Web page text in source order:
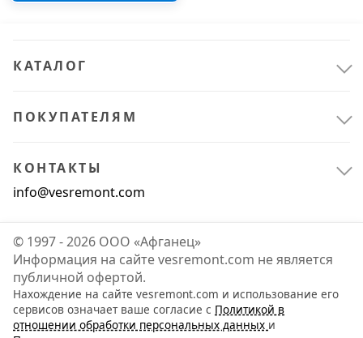
PVD покрытием
КАТАЛОГ
ПОКУПАТЕЛЯМ
КОНТАКТЫ
info@vesremont.com
© 1997 - 2026 ООО «Афганец»
Информация на сайте vesremont.com не является
публичной офертой.
Нахождение на сайте vesremont.com и использование его
сервисов означает ваше согласие с Политикой в
отношении обработки персональных данных и